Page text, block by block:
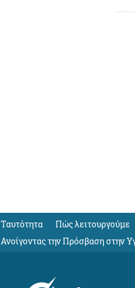
Ταυτότητα Πώς λειτουργούμε
Ανοίγοντας την Πρόσβαση στην